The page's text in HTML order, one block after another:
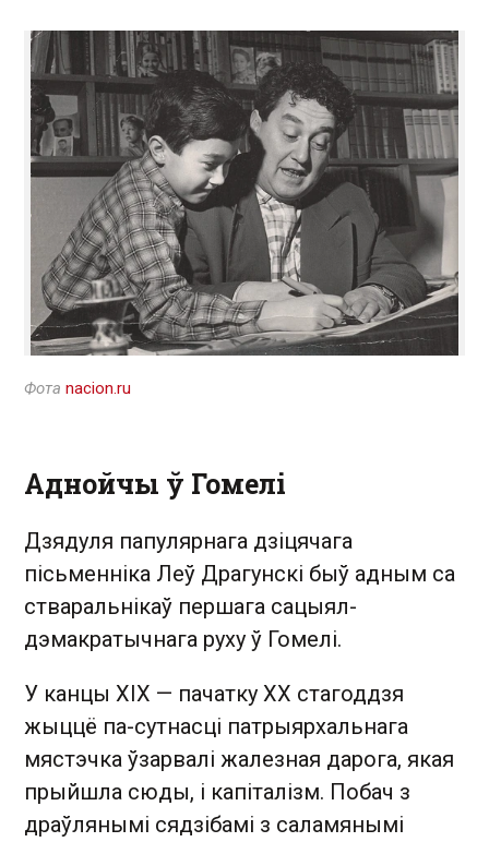
Фота nacion.ru
Аднойчы ў Гомелі
Дзядуля папулярнага дзіцячага
пісьменніка Леў Драгунскі быў адным са
стваральнікаў першага сацыял-
дэмакратычнага руху ў Гомелі.
У канцы XIX — пачатку XX стагоддзя
жыццё па-сутнасці патрыярхальнага
мястэчка ўзарвалі жалезная дарога, якая
прыйшла сюды, і капіталізм. Побач з
драўлянымі сядзібамі з саламянымі